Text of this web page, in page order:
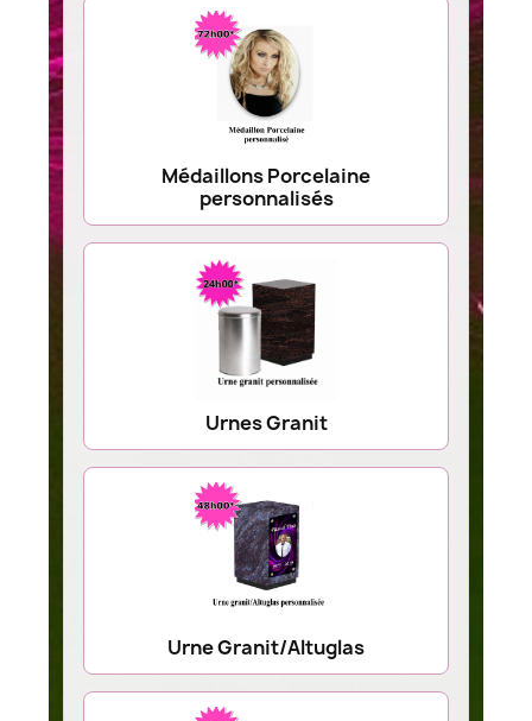
Médaillons Porcelaine
personnalisés
Urnes Granit
Urne Granit/Altuglas